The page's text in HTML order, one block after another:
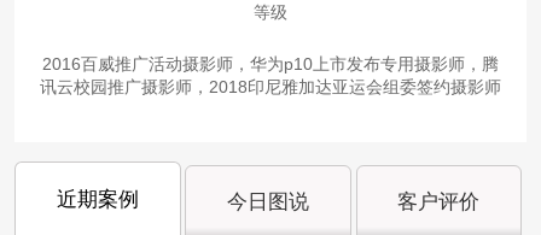
等级
2016百威推广活动摄影师，华为p10上市发布专用摄影师，腾
讯云校园推广摄影师，2018印尼雅加达亚运会组委签约摄影师
近期案例 今日图说 客户评价